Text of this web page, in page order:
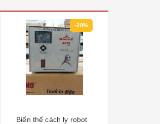
-20%
Biến thế cách ly robot